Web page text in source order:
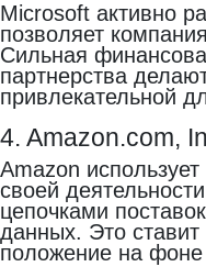
Microsoft активно
позволяет
Сильная
партнерства
привлекательной
4. Amazon.com,
Amazon
своей
цепочками
данных. Это
положение на фоне